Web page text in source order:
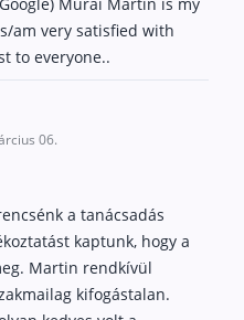
am very satisfied with
to everyone..
06.
a tanácsadás
kaptunk, hogy a
Martin rendkívül
kifogástalan.